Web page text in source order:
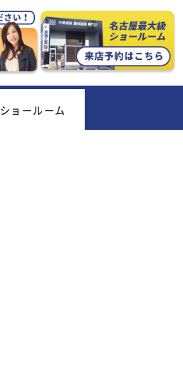
ショールーム